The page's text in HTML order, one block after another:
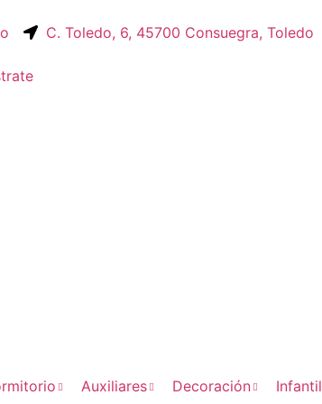
C. Toledo, 6, 45700 Consuegra, Toledo
Auxiliares Decoración Infantil